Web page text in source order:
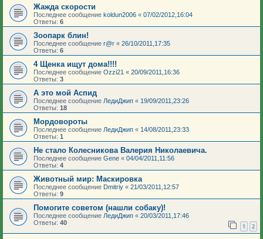
Жажда скорости
Последнее сообщение koldun2006 « 07/02/2012,16:04
Ответы: 6
Зоопарк блин!
Последнее сообщение r@r « 26/10/2011,17:35
Ответы: 6
4 Щенка ищут дома!!!!
Последнее сообщение Ozzi21 « 20/09/2011,16:36
Ответы: 3
А это мой Аспид
Последнее сообщение ЛедиДжип « 19/09/2011,23:26
Ответы: 18
Мордовороты
Последнее сообщение ЛедиДжип « 14/08/2011,23:33
Ответы: 1
Не стало Колесникова Валерия Николаевича.
Последнее сообщение Gene « 04/04/2011,11:56
Ответы: 4
Животный мир: Маскировка
Последнее сообщение Dmitriy « 21/03/2011,12:57
Ответы: 9
Помогите советом (нашли собаку)!
Последнее сообщение ЛедиДжип « 20/03/2011,17:46
Ответы: 40 1 2